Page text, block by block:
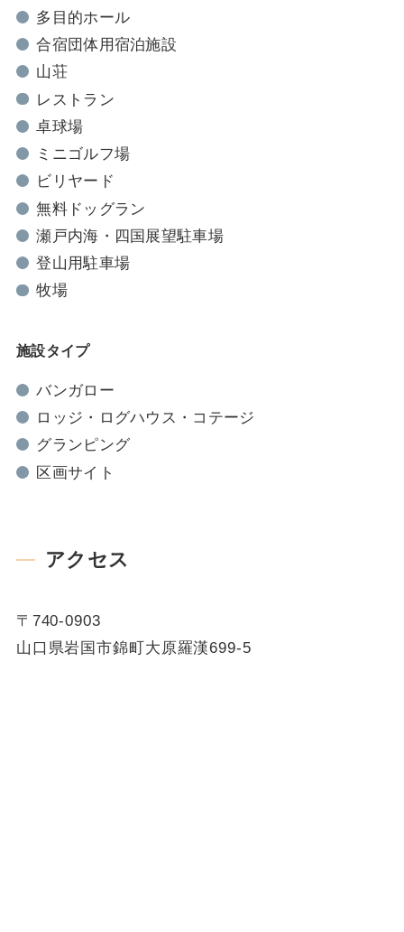
多目的ホール
合宿団体用宿泊施設
山荘
レストラン
卓球場
ミニゴルフ場
ビリヤード
無料ドッグラン
瀬戸内海・四国展望駐車場
登山用駐車場
牧場
施設タイプ
バンガロー
ロッジ・ログハウス・コテージ
グランピング
区画サイト
アクセス
〒740-0903
山口県岩国市錦町大原羅漢699-5